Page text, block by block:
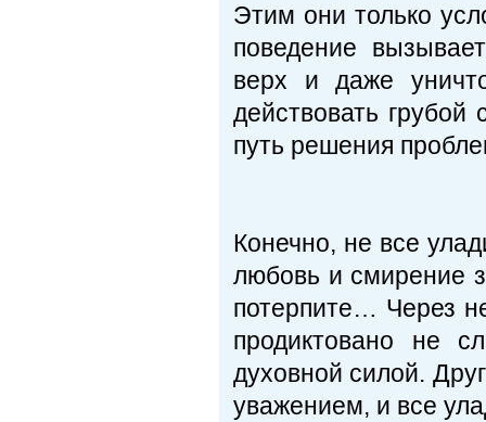
Этим они только
пове­дение
верх и даже
действовать
путь решения
Конечно, не все
любовь и смирение
потерпи­те… Через
продиктовано не
духовной силой.
уважени­ем, и все